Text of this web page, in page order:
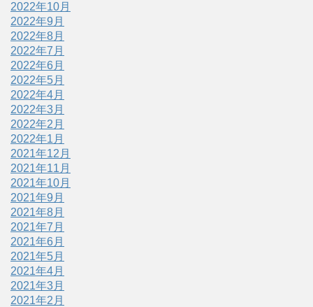
2022年10月
2022年9月
2022年8月
2022年7月
2022年6月
2022年5月
2022年4月
2022年3月
2022年2月
2022年1月
2021年12月
2021年11月
2021年10月
2021年9月
2021年8月
2021年7月
2021年6月
2021年5月
2021年4月
2021年3月
2021年2月